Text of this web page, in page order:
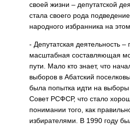
своей жизни – депутатской
стала своего рода
народного избранника на
- Депутатская деятельность
масштабная составляющая
пути. Мало кто знает, что
выборов в Абатский
была попытка идти на
Совет РСФСР, что стало
понимании того, как
избирателями. В 1990 году